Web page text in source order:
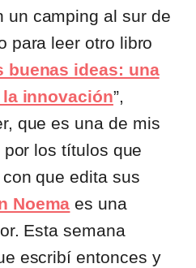
un camping al sur de
para leer otro libro
buenas ideas: una
innovación”,
que es una de mis
los títulos que
que edita sus
Noema es una
Esta semana
escribí entonces y